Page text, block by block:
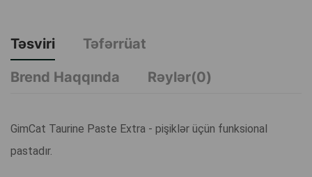
Təsviri
Təfərrüat
Brend Haqqında
Rəylər(0)
GimCat Taurine Paste Extra - pişiklər üçün funksional
pastadır.